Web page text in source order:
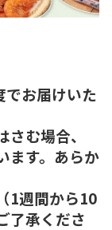
お届けいた
む場合、
ます。あらか
1週間から10
了承くださ